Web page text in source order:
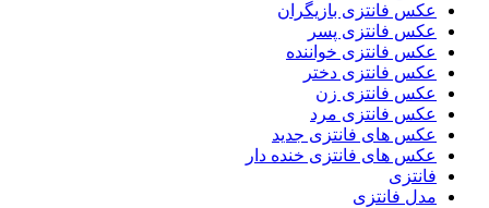
عکس فانتزی بازیگران
عکس فانتزی پسر
عکس فانتزی خواننده
عکس فانتزی دختر
عکس فانتزی زن
عکس فانتزی مرد
عکس های فانتزی جدید
عکس های فانتزی خنده دار
فانتزی
مدل فانتزی